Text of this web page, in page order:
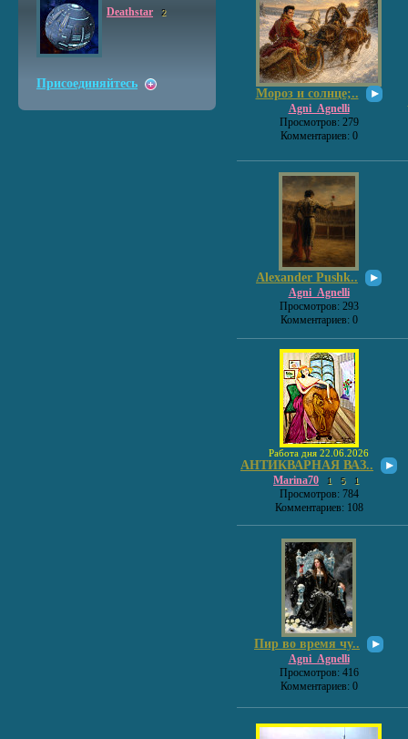
Мороз и солнце;..
Agni_Agnelli
Просмотров: 279
Комментариев: 0
Alexander Pushk..
Agni_Agnelli
Просмотров: 293
Комментариев: 0
Работа дня 22.06.2026
АНТИКВАРНАЯ ВАЗ..
Marina70 1 5 1
Просмотров: 784
Комментариев: 108
Пир во время чу..
Agni_Agnelli
Просмотров: 416
Комментариев: 0
Deathstar 2
Присоединяйтесь